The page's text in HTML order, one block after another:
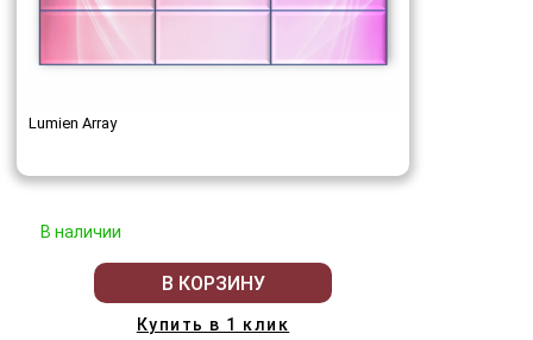
Lumien Array
В наличии
В КОРЗИНУ
Купить в 1 клик